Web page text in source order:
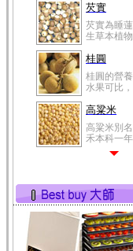
芡實
芡實為睡
生草本植
桂圓
桂圓的營
水果可比
高粱米
高粱米別
禾本科一
有蛋白質
鮪魚
鮪魚肚肉
肪酸內富